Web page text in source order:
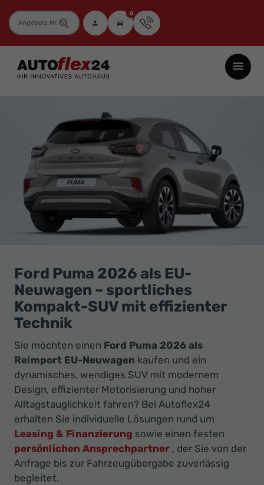
Fahrzeugnummer 0
Autoflex24
GmbH
Neuwagen
Jahreswagen
Gebrauchtwagen
zu
Top-
Preisen
Ihr
Innovatives
Autohaus
Ford Puma 2026 als EU-
Neuwagen – sportliches
Kompakt-SUV mit effizienter
Technik
Sie möchten einen Ford Puma 2026 als
Reimport EU-Neuwagen kaufen und ein
dynamisches, wendiges SUV mit modernem
Design, effizienter Motorisierung und hoher
Alltagstauglichkeit fahren? Bei Autoflex24
erhalten Sie individuelle Lösungen rund um
Leasing & Finanzierung sowie einen festen
persönlichen Ansprechpartner , der Sie von der
Anfrage bis zur Fahrzeugübergabe zuverlässig
begleitet.